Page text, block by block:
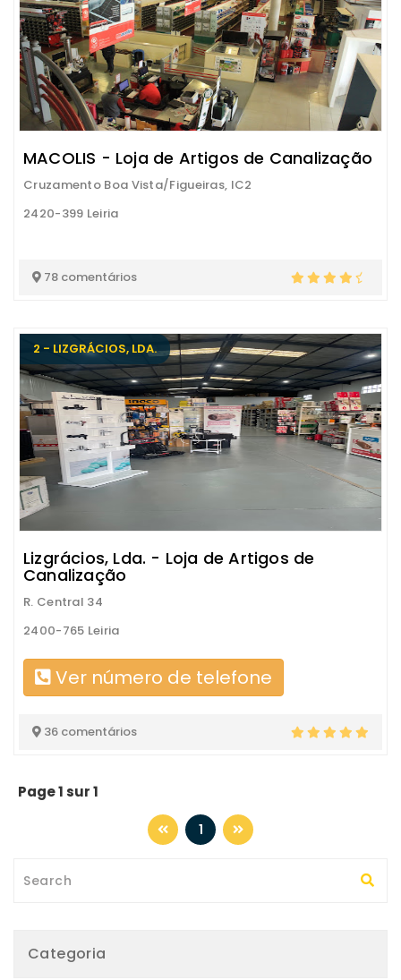
MACOLIS - Loja de Artigos de Canalização
Cruzamento Boa Vista/Figueiras, IC2
2420-399 Leiria
78 comentários
2 - LIZGRÁCIOS, LDA.
Lizgrácios, Lda. - Loja de Artigos de
Canalização
R. Central 34
2400-765 Leiria
Ver número de telefone
36 comentários
Page 1 sur 1
1
Categoria